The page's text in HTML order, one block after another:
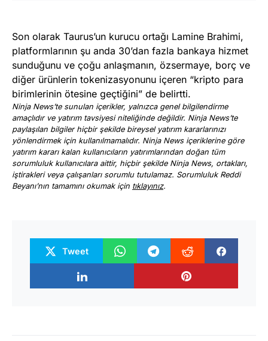
Son olarak Taurus’un kurucu ortağı Lamine Brahimi,
platformlarının şu anda 30’dan fazla bankaya hizmet
sunduğunu ve çoğu anlaşmanın, özsermaye, borç ve
diğer ürünlerin tokenizasyonunu içeren “kripto para
birimlerinin ötesine geçtiğini” de belirtti.
Ninja News’te sunulan içerikler, yalnızca genel bilgilendirme
amaçlıdır ve yatırım tavsiyesi niteliğinde değildir. Ninja News’te
paylaşılan bilgiler hiçbir şekilde bireysel yatırım kararlarınızı
yönlendirmek için kullanılmamalıdır. Ninja News içeriklerine göre
yatırım kararı kalan kullanıcıların yatırımlarından doğan tüm
sorumluluk kullanıcılara aittir, hiçbir şekilde Ninja News, ortakları,
iştirakleri veya çalışanları sorumlu tutulamaz. Sorumluluk Reddi
Beyanı’nın tamamını okumak için tıklayınız.
Tweet